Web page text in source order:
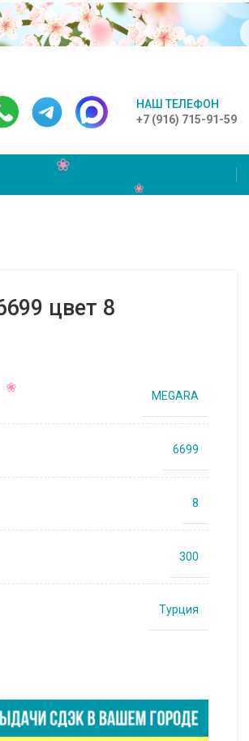
НАШ ТЕЛЕФОН
+7 (916) 715-91-59
цвет 8
MEGARA
6699
8
300
Турция